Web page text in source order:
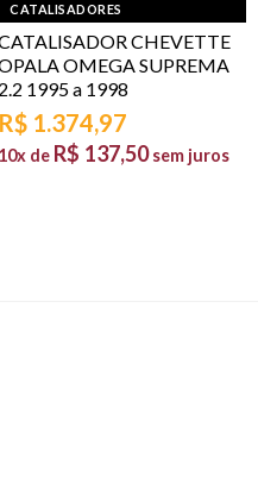
CATALISADORES
CHEVETTE
OMEGA SUPREMA
2.2 1995 a 1998
R$ 1.374,97
10x de R$ 137,50 sem juros